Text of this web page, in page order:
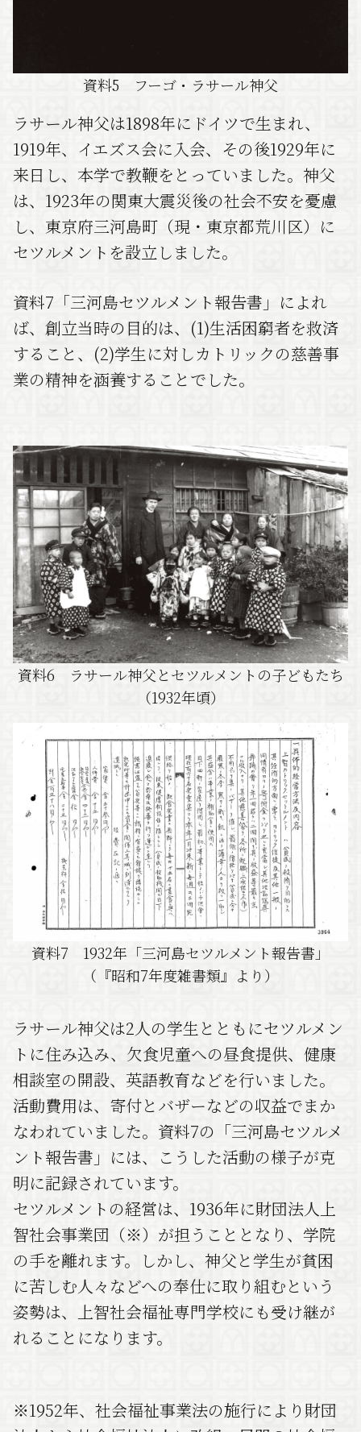
資料5 フーゴ・ラサール神父
ラサール神父は1898年にドイツで生まれ、
1919年、イエズス会に入会、その後1929年に
来日し、本学で教鞭をとっていました。神父
は、1923年の関東大震災後の社会不安を憂慮
し、東京府三河島町（現・東京都荒川区）に
セツルメントを設立しました。
資料7「三河島セツルメント報告書」によれ
ば、創立当時の目的は、(1)生活困窮者を救済
すること、(2)学生に対しカトリックの慈善事
業の精神を涵養することでした。
資料6 ラサール神父とセツルメントの子どもたち
（1932年頃）
資料7 1932年「三河島セツルメント報告書」
（『昭和7年度雑書類』より）
ラサール神父は2人の学生とともにセツルメン
トに住み込み、欠食児童への昼食提供、健康
相談室の開設、英語教育などを行いました。
活動費用は、寄付とバザーなどの収益でまか
なわれていました。資料7の「三河島セツルメ
ント報告書」には、こうした活動の様子が克
明に記録されています。
セツルメントの経営は、1936年に財団法人上
智社会事業団（※）が担うこととなり、学院
の手を離れます。しかし、神父と学生が貧困
に苦しむ人々などへの奉仕に取り組むという
姿勢は、上智社会福祉専門学校にも受け継が
れることになります。
※1952年、社会福祉事業法の施行により財団